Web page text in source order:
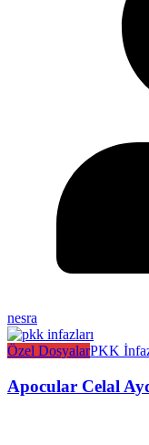
nesra
Özel DosyalarPKK
Apocular Celal